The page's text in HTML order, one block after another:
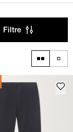
Filtre